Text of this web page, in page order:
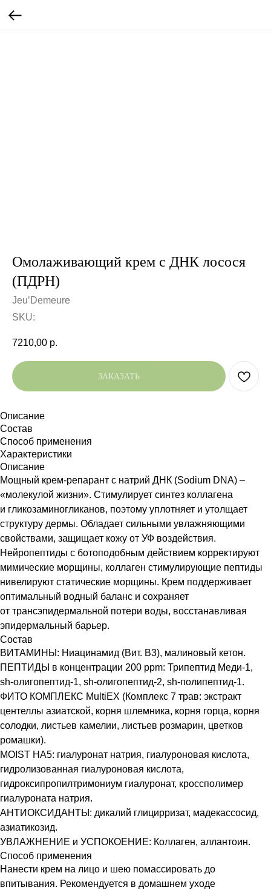
Омолаживающий крем с ДНК лосося
(ПДРН)
Jeu’Demeure
SKU:
7210,00 р.
ЗАКАЗАТЬ
Описание
Состав
Способ применения
Характеристики
Описание
Мощный крем‑репарант с натрий ДНК (Sodium DNA) –
«молекулой жизни». Стимулирует синтез коллагена
и гликозаминогликанов, поэтому уплотняет и утолщает
структуру дермы. Обладает сильными увлажняющими
свойствами, защищает кожу от УФ воздействия.
Нейропептиды с ботоподобным действием корректируют
мимические морщины, коллаген стимулирующие пептиды
нивелируют статические морщины. Крем поддерживает
оптимальный водный баланс и сохраняет
от трансэпидермальной потери воды, восстанавливая
эпидермальный барьер.
Состав
ВИТАМИНЫ: Ниацинамид (Вит. В3), малиновый кетон.
ПЕПТИДЫ в концентрации 200 ppm: Трипептид Меди‑1,
sh‑олигопептид‑1, sh‑олигопептид‑2, sh‑полипептид‑1.
ФИТО КОМПЛЕКС MultiEX (Комплекс 7 трав: экстракт
центеллы азиатской, корня шлемника, корня горца, корня
солодки, листьев камелии, листьев розмарин, цветков
ромашки).
MOIST HA5: гиалуронат натрия, гиалуроновая кислота,
гидролизованная гиалуроновая кислота,
гидроксипропилтримониум гиалуронат, кроссполимер
гиалуроната натрия.
АНТИОКСИДАНТЫ: дикалий глицирризат, мадекассосид,
азиатикозид.
УВЛАЖНЕНИЕ и УСПОКОЕНИЕ: Коллаген, аллантоин.
Способ применения
Нанести крем на лицо и шею помассировать до
впитывания. Рекомендуется в домашнем уходе